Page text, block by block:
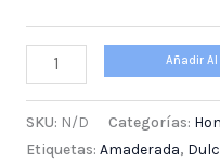
Añadir Al
SKU: N/D Categorías:
Etiquetas: Amaderada,